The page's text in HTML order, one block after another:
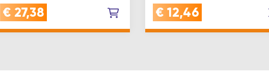
Schraubenausdreher (No. 8551
und 8551 S) an schwer
€ 27,38
10.Außen- und Innenvierkant
glei…
€ 12,46